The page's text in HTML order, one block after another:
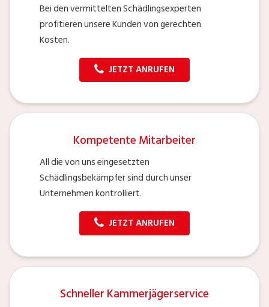
Bei den vermittelten Schädlingsexperten
profitieren unsere Kunden von gerechten
Kosten.
JETZT ANRUFEN
Kompetente Mitarbeiter
All die von uns eingesetzten
Schädlingsbekämpfer sind durch unser
Unternehmen kontrolliert.
JETZT ANRUFEN
Schneller Kammerjägerservice